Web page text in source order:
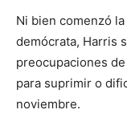
Ni bien comenzó
demócrata, Harris
preocupaciones
para suprimir o
noviembre.